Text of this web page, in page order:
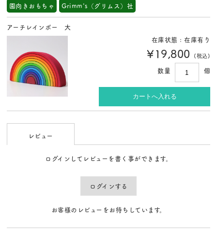
園向きおもちゃ
Grimm's（グリムス）社
アーチレインボー 大
在庫状態 : 在庫有り
¥19,800 (税込)
数量 個
レビュー
ログインしてレビューを書く事ができます。
ログインする
お客様のレビューをお待ちしています。